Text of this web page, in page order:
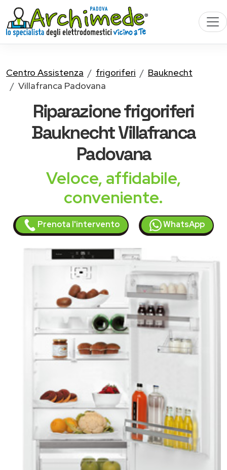
Centro Assistenza frigoriferi
Bauknecht
Villafranca Padovana
Riparazionefrigoriferi
BauknechtVillafranca
Padovana
Veloce, affidabile,
conveniente.
Prenota l'intervento WhatsApp